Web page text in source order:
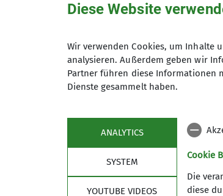
1) Knotenkunde und
Ausbilder*innen sagen: Üben,
2) Tourenplanung Mittels
vorgaben. Hierbei war
wurden in Wiederbelebung
Am Nachmittag richteten die
denn unerwartet konnten wir
sich, durch die gute
Diese Website
Wir verwenden Cookies, um Inhalte
analysieren. Außerdem geben wir
Partner führen diese Informationen
Dienste gesammelt haben.
ANALYTICS
SYSTEM
YOUTUBE VIDEOS
Cookie
Die
diese